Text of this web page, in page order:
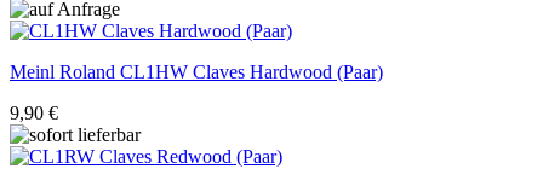
Meinl Roland CL1HW Claves Hardwood (Paar)
9,90 €